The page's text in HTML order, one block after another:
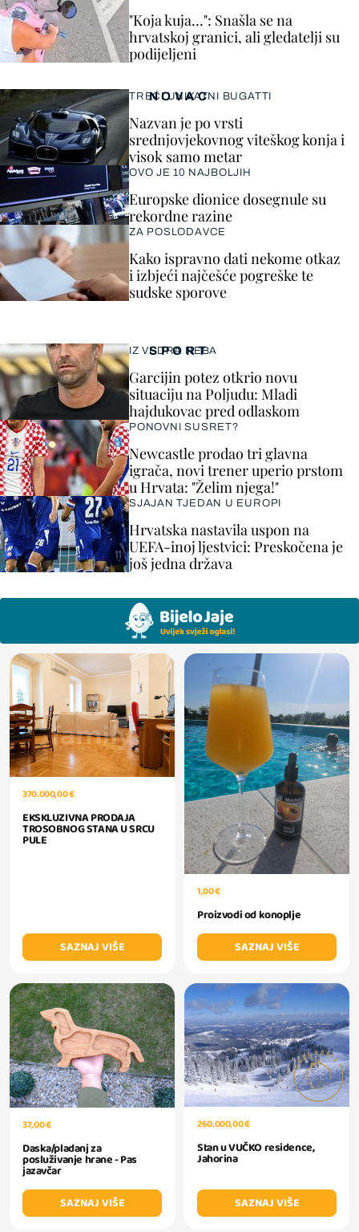
"Koja kuja…": Snašla se na
hrvatskoj granici, ali gledatelji su
podijeljeni
SPORT
IZ VEDRA NEBA
Garcijin potez otkrio novu
situaciju na Poljudu: Mladi
hajdukovac pred odlaskom
PONOVNI SUSRET?
Newcastle prodao tri glavna
igrača, novi trener uperio prstom
u Hrvata: "Želim njega!"
SJAJAN TJEDAN U EUROPI
Hrvatska nastavila uspon na
UEFA-inoj ljestvici: Preskočena je
još jedna država
NOVAC
TREĆI UNIKATNI BUGATTI
Nazvan je po vrsti
srednjovjekovnog viteškog konja i
visok samo metar
OVO JE 10 NAJBOLJIH
Europske dionice dosegnule su
rekordne razine
ZA POSLODAVCE
Kako ispravno dati nekome otkaz
i izbjeći najčešće pogreške te
sudske sporove
370.000,00 €
EKSKLUZIVNA PRODAJA
TROSOBNOG STANA U SRCU
PULE
SAZNAJ VIŠE
1,00 €
Proizvodi od konoplje
SAZNAJ VIŠE
37,00 €
Daska/pladanj za
posluživanje hrane - Pas
jazavčar
SAZNAJ VIŠE
260.000,00 €
Stan u VUČKO residence,
Jahorina
SAZNAJ VIŠE